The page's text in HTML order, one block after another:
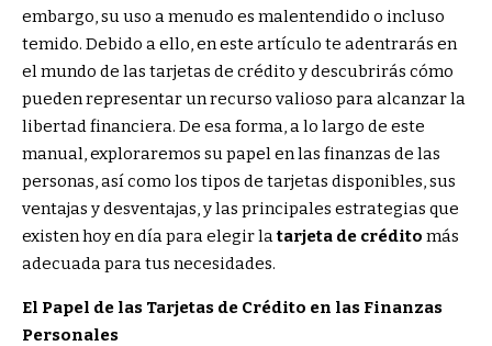
embargo, su uso a menudo es malentendido o incluso
temido. Debido a ello, en este artículo te adentrarás en
el mundo de las tarjetas de crédito y descubrirás cómo
pueden representar un recurso valioso para alcanzar la
libertad financiera. De esa forma, a lo largo de este
manual, exploraremos su papel en las finanzas de las
personas, así como los tipos de tarjetas disponibles, sus
ventajas y desventajas, y las principales estrategias que
existen hoy en día para elegir latarjeta de crédito más
adecuada para tus necesidades.
El Papel de las Tarjetas de Crédito en las Finanzas
Personales